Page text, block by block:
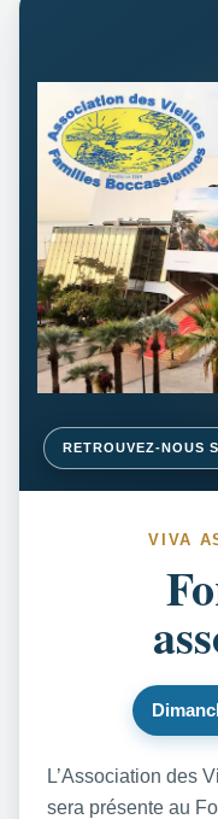
RETROUVEZ-NOUS
VIVA
L’Association des
sera présente au